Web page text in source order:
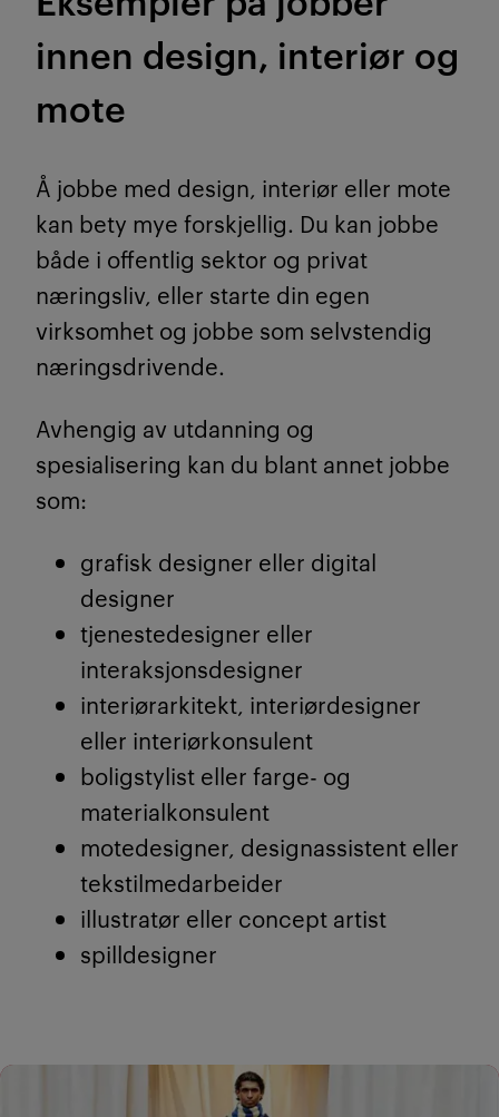
innen design, interiør og
mote
Å jobbe med design, interiør eller mote
kan bety mye forskjellig. Du kan jobbe
både i offentlig sektor og privat
næringsliv, eller starte din egen
virksomhet og jobbe som selvstendig
næringsdrivende.
Avhengig av utdanning og
spesialisering kan du blant annet jobbe
som:
grafisk designer eller digital
designer
tjenestedesigner eller
interaksjonsdesigner
interiørarkitekt, interiørdesigner
eller interiørkonsulent
boligstylist eller farge- og
materialkonsulent
motedesigner, designassistent eller
tekstilmedarbeider
illustratør eller concept artist
spilldesigner